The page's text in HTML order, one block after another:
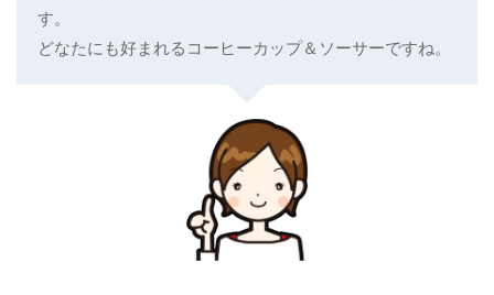
す。
どなたにも好まれるコーヒーカップ＆ソーサーですね。